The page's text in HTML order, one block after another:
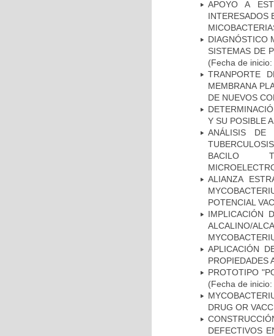
APOYO A
INTERESADOS
DIAGNÓSTICO
SISTEMAS DE
(Fecha de
TRANPORTE
MEMBRANA
DE NUEVOS
Y SU POSIBLE
ANÁLISIS DE
BACILO
ALIANZA
POTENCIAL
IMPLICACIÓN
ALCALINO/
APLICACIÓN
PROPIEDADES
PROTOTIPO
(Fecha de
DRUG OR
DEFECTIVOS